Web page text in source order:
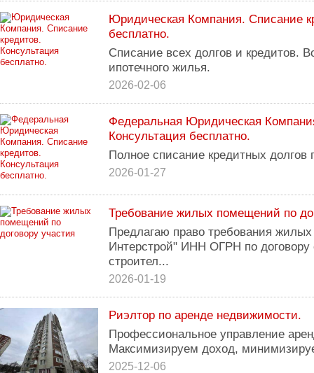
Юридическая Компания. Списание
бесплатно.
Списание всех долгов и кредитов.
ипотечного жилья.
2026-02-06
Федеральная Юридическая
Консультация бесплатно.
Полное списание кредитных долгов
2026-01-27
Требование жилых помещений по
Предлагаю право требования
Интерстрой" ИНН ОГРН по договору
строител...
2026-01-19
Риэлтор по аренде недвижимости.
Профессиональное управление
Максимизируем доход,
2025-12-06